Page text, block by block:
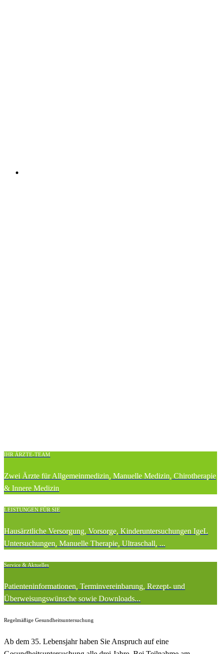
IHR ÄRZTE-TEAM
Zwei Ärzte für Allgemeinmedizin, Manuelle Medizin, Chirotherapie
& Innere Medizin
LEISTUNGEN FÜR SIE
Hausärztliche Versorgung, Vorsorge, Kinderuntersuchungen IgeL
Untersuchungen, Manuelle Therapie, Ultraschall, ...
Service & Aktuelles
Patienteninformationen, Terminvereinbarung, Rezept- und
Überweisungswünsche sowie Downloads...
Regelmäßige Gesundheitsuntersuchung
Ab dem 35. Lebensjahr haben Sie Anspruch auf eine